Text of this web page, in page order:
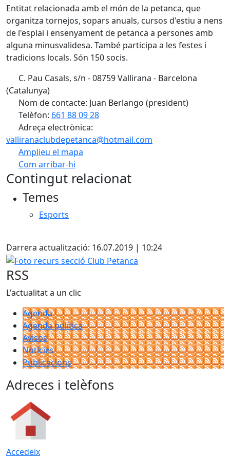
Entitat relacionada amb el món de la petanca, que
organitza tornejos, sopars anuals, cursos d'estiu a nens
de l'esplai i ensenyament de petanca a persones amb
alguna minusvalidesa. També participa a les festes i
tradicions locals. Són 150 socis.
C. Pau Casals, s/n - 08759 Vallirana - Barcelona
(Catalunya)
Nom de contacte: Juan Berlango (president)
Telèfon: 661 88 09 28
Adreça electrònica:
valliranaclubdepetanca@hotmail.com
Amplieu el mapa
Com arribar-hi
+
Contingut relacionat
Temes
Esports
Darrera actualització: 16.07.2019 | 10:24
Foto recurs secció Club Petanca
RSS
L'actualitat a un clic
Agenda
Agenda política
Avisos
Notícies
Publicacions
Adreces i telèfons
Accedeix